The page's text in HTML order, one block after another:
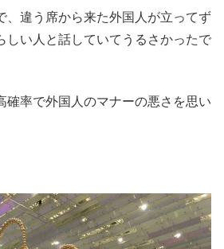
、違う席から来た外国人が立ってず
しい人と話していてうるさかったで
確率で外国人のマナーの悪さを思い